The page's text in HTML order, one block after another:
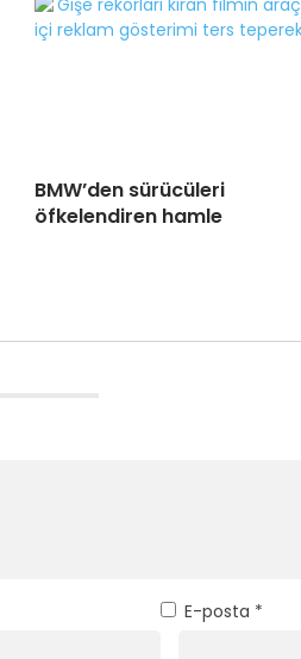
BMW’den sürücüleri
öfkelendiren hamle
E-posta *